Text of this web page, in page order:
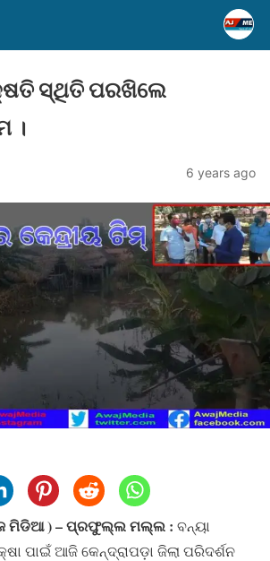
ସ୍ଥିତି ପରଖିଲେ
।
6 years ago
ମିଡିଆ ) – ପ୍ରଫୁଲ୍ଲ ମଲ୍ଲ : ବନ୍ୟା
ପାଇଁ ଆଜି କେନ୍ଦ୍ରାପଡ଼ା ଜିଲା ପରିଦର୍ଶନ